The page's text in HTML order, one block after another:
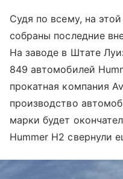
Судя по всему, на
собраны последние
На заводе в Штате
849 автомобилей
прокатная компания
производство
марки будет
Hummer H2 свернули